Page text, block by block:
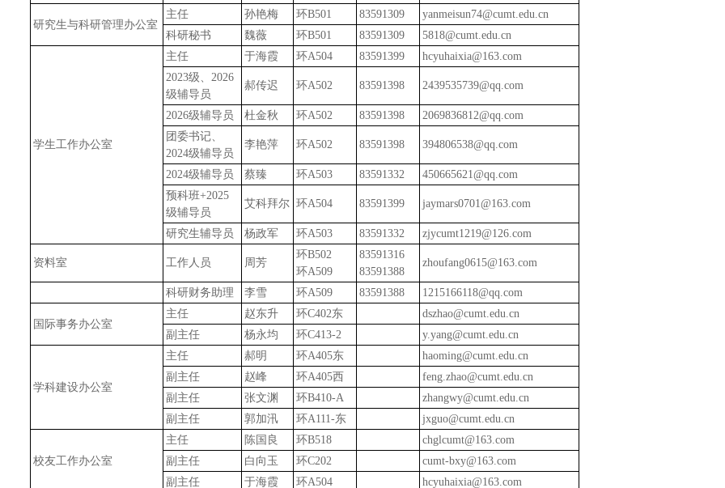
研究生与科研管理办公室
主任 孙艳梅 环B501 83591309
yanmeisun74@cumt.edu.cn
科研秘书
魏薇 环B501 83591309 5818@cumt.edu.cn
学生工作办公室
主任 于海霞 环A504 83591399
hcyuhaixia@163.com
2023级、2026
级辅导员
郝传迟 环A502 83591398 2439535739@qq.com
2026级辅导员 杜金秋 环A502 83591398
2069836812@qq.com
团委书记、
2024级辅导员
李艳萍 环A502 83591398 394806538@qq.com
2024级辅导员 蔡臻 环A503 83591332
450665621@qq.com
预科班+2025
级辅导员
艾科拜尔 环A504 83591399 jaymars0701@163.com
研究生辅导员 杨政军 环A503 83591332 zjycumt1219@126.com
资料室 工作人员 周芳
环B502
环A509
83591316
83591388
zhoufang0615@163.com
科研财务助理 李雪 环A509 83591388 1215166118@qq.com
国际事务办公室
主任 赵东升 环C402东
dszhao@cumt.edu.cn
副主任
杨永均 环C413-2 y.yang@cumt.edu.cn
学科建设办公室
主任 郝明 环A405东
haoming@cumt.edu.cn
副主任
赵峰 环A405西
feng.zhao@cumt.edu.cn
副主任
张文渊 环B410-A
zhangwy@cumt.edu.cn
副主任
郭加汛 环A111-东 jxguo@cumt.edu.cn
校友工作办公室
主任 陈国良 环B518
chglcumt@163.com
副主任
白向玉 环C202
cumt-bxy@163.com
副主任
于海霞 环A504 hcyuhaixia@163.com